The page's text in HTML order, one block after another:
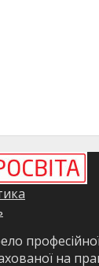
професійної
на